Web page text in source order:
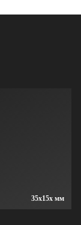
35x15x мм